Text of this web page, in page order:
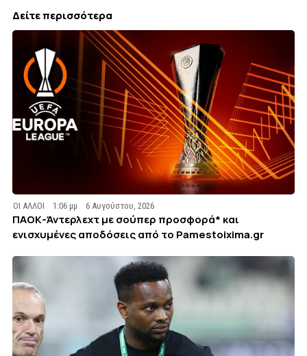
Δείτε περισσότερα
ΟΙ ΑΛΛΟΙ 1:06 μμ 6 Αυγούστου, 2026
ΠΑΟΚ-Άντερλεχτ με σούπερ προσφορά* και
ενισχυμένες αποδόσεις από το Pamestoixima.gr